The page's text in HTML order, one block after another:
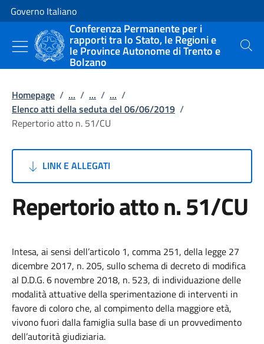
Vai al contenuto
Vai alla navigazione del sito
Governo Italiano
Conferenza Permanente per i
rapporti tra lo Stato, le Regioni e
le Province Autonome di Trento e
Bolzano
Cerca
Homepage / ... / ... / ... /
Elenco atti della seduta del 06/06/2019 /
Repertorio atto n. 51/CU
LINK E ALLEGATI
Repertorio atto n. 51/CU
Intesa, ai sensi dell’articolo 1, comma 251, della legge 27
dicembre 2017, n. 205, sullo schema di decreto di modifica
al D.D.G. 6 novembre 2018, n. 523, di individuazione delle
modalità attuative della sperimentazione di interventi in
favore di coloro che, al compimento della maggiore età,
vivono fuori dalla famiglia sulla base di un provvedimento
dell’autorità giudiziaria.